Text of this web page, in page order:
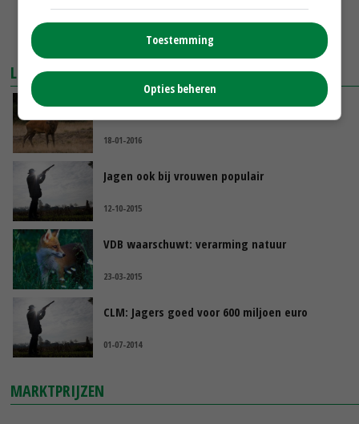
LEES OOK
Aantal grazers Oostvaardersplassen stabiel
18-01-2016
Jagen ook bij vrouwen populair
12-10-2015
VDB waarschuwt: verarming natuur
23-03-2015
CLM: Jagers goed voor 600 miljoen euro
01-07-2014
MARKTPRIJZEN
Toestemming
Opties beheren